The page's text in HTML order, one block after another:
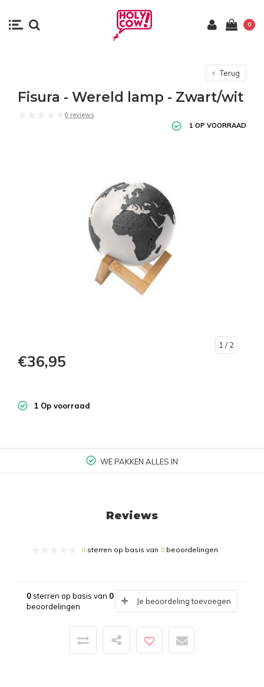
0
Terug
Fisura - Wereld lamp - Zwart/wit
0 reviews
1 OP VOORRAAD
1 / 2
€36,95
1 Op voorraad
WE PAKKEN ALLES IN
Reviews
0 sterren op basis van 0 beoordelingen
0sterren op basis van 0
beoordelingen
Je beoordeling toevoegen